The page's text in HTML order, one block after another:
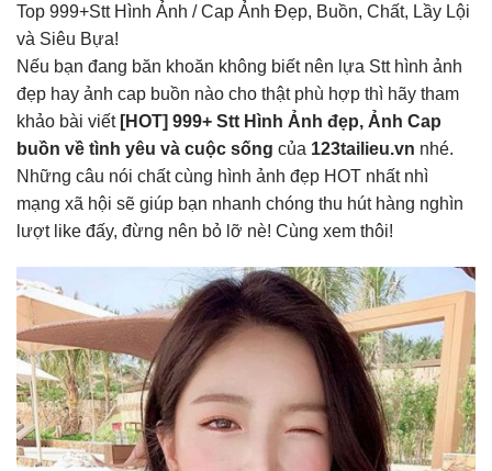
Top 999+Stt Hình Ảnh / Cap Ảnh Đẹp, Buồn, Chất, Lầy Lội
và Siêu Bựa!
Nếu bạn đang băn khoăn không biết nên lựa Stt hình ảnh
đẹp hay ảnh cap buồn nào cho thật phù hợp thì hãy tham
khảo bài viết [HOT] 999+ Stt Hình Ảnh đẹp, Ảnh Cap
buồn về tình yêu và cuộc sống của 123tailieu.vn nhé.
Những câu nói chất cùng hình ảnh đẹp HOT nhất nhì
mạng xã hội sẽ giúp bạn nhanh chóng thu hút hàng nghìn
lượt like đấy, đừng nên bỏ lỡ nè! Cùng xem thôi!